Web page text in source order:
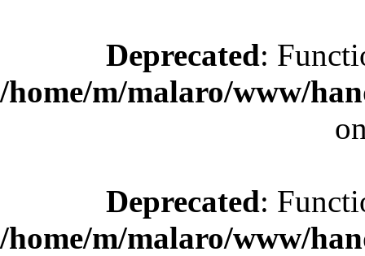
Deprecated:
/home/m/malaro/www/
Deprecated:
/home/m/malaro/www/